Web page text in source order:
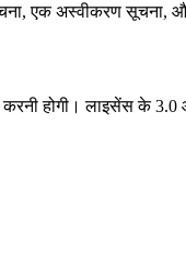
एक अस्वीकरण
होगी। लाइसेंस के